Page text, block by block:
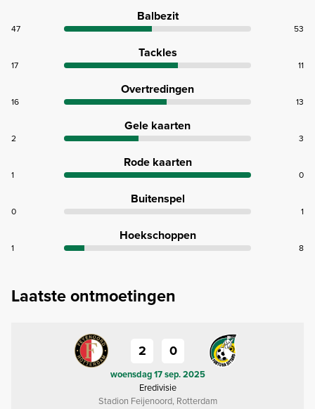
Balbezit
47 53
Tackles
17 11
Overtredingen
16 13
Gele kaarten
2 3
Rode kaarten
1 0
Buitenspel
0 1
Hoekschoppen
1 8
Laatste ontmoetingen
2 0
woensdag 17 sep. 2025
Eredivisie
Stadion Feijenoord, Rotterdam